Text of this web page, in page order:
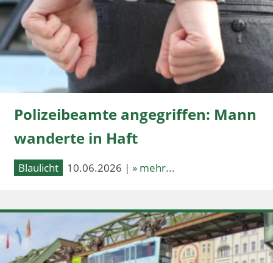
Polizeibeamte angegriffen: Mann
wanderte in Haft
Blaulicht 10.06.2026 | » mehr...